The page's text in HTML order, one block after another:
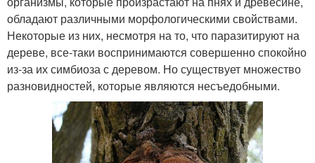
обладают различными морфологическими свойствами.
Некоторые из них, несмотря на то, что паразитируют на
дереве, все-таки воспринимаются совершенно спокойно
из-за их симбиоза с деревом. Но существует множество
разновидностей, которые являются несъедобными.